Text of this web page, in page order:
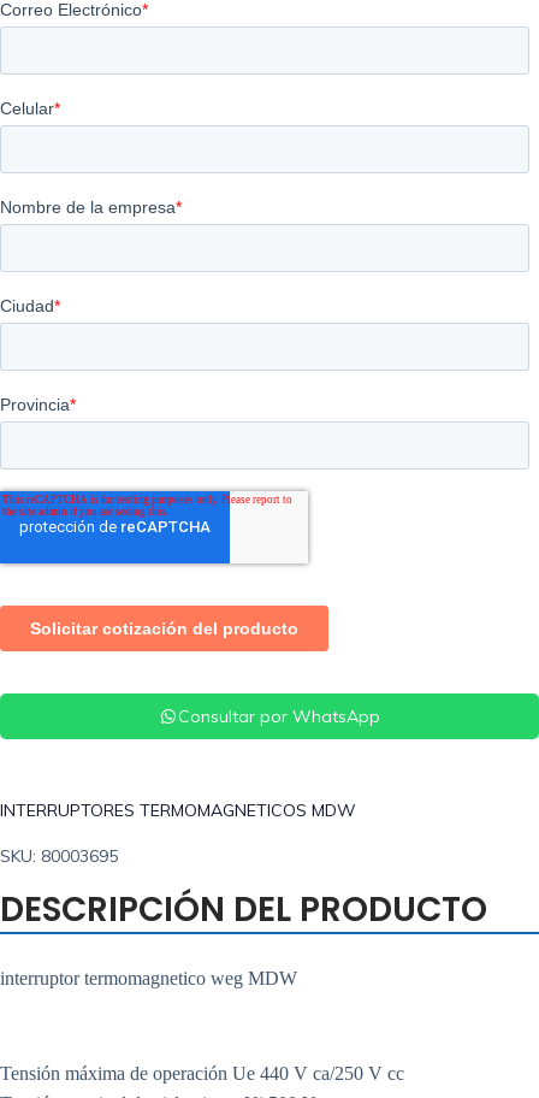
Consultar por WhatsApp
INTERRUPTORES TERMOMAGNETICOS MDW
SKU: 80003695
DESCRIPCIÓN DEL PRODUCTO
interruptor termomagnetico weg MDW
Tensión máxima de operación Ue 440 V ca/250 V cc